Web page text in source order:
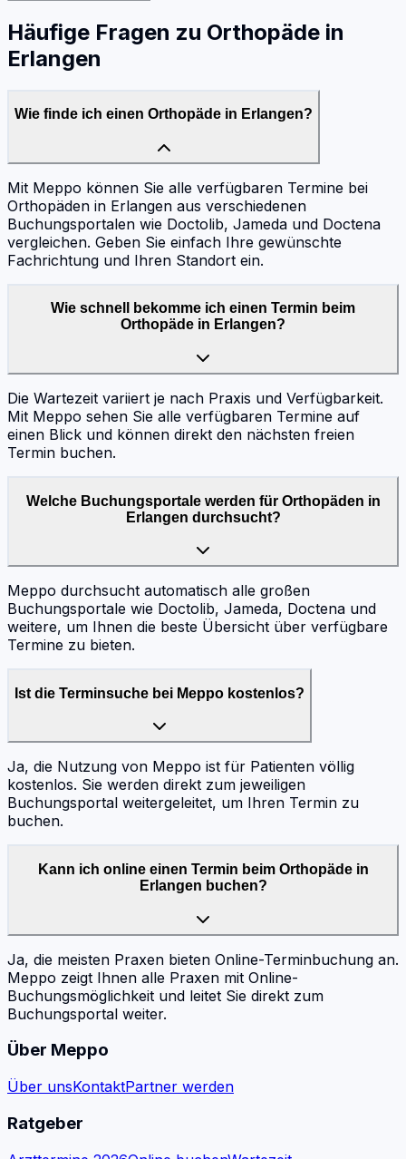
Häufige Fragen zu Orthopäde in
Erlangen
Wie finde ich einen Orthopäde in Erlangen?
Mit Meppo können Sie alle verfügbaren Termine bei
Orthopäden in Erlangen aus verschiedenen
Buchungsportalen wie Doctolib, Jameda und Doctena
vergleichen. Geben Sie einfach Ihre gewünschte
Fachrichtung und Ihren Standort ein.
Wie schnell bekomme ich einen Termin beim
Orthopäde in Erlangen?
Die Wartezeit variiert je nach Praxis und Verfügbarkeit.
Mit Meppo sehen Sie alle verfügbaren Termine auf
einen Blick und können direkt den nächsten freien
Termin buchen.
Welche Buchungsportale werden für Orthopäden in
Erlangen durchsucht?
Meppo durchsucht automatisch alle großen
Buchungsportale wie Doctolib, Jameda, Doctena und
weitere, um Ihnen die beste Übersicht über verfügbare
Termine zu bieten.
Ist die Terminsuche bei Meppo kostenlos?
Ja, die Nutzung von Meppo ist für Patienten völlig
kostenlos. Sie werden direkt zum jeweiligen
Buchungsportal weitergeleitet, um Ihren Termin zu
buchen.
Kann ich online einen Termin beim Orthopäde in
Erlangen buchen?
Ja, die meisten Praxen bieten Online-Terminbuchung an.
Meppo zeigt Ihnen alle Praxen mit Online-
Buchungsmöglichkeit und leitet Sie direkt zum
Buchungsportal weiter.
Über Meppo
Über unsKontaktPartner werden
Ratgeber